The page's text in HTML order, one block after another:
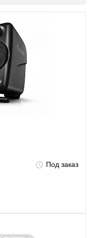
Под заказ